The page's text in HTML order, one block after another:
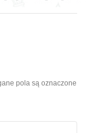
pola są oznaczone